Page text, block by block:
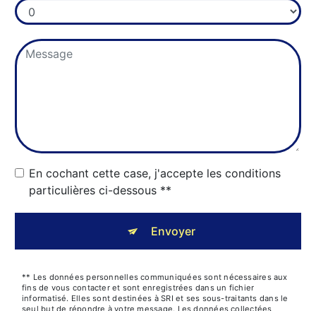
En cochant cette case, j'accepte les conditions
particulières ci-dessous **
Envoyer
** Les données personnelles communiquées sont nécessaires aux
fins de vous contacter et sont enregistrées dans un fichier
informatisé. Elles sont destinées à SRI et ses sous-traitants dans le